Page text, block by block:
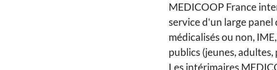
MEDICOOP France
service d'un large panel
médicalisés ou non,
publics (jeunes, adultes,
Les intérimaires